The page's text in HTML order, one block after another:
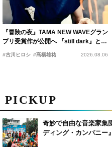
PICKUP
奇妙で自由な音楽家集
ディング・カンパニー
『冒険の夜』TAMA NEW WAVEグラン
プリ受賞作が公開へ 『still dark』と同
時上映決定
#古川ヒロシ #髙橋雄祐 2026.08.06